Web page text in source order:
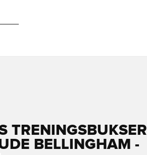
TRENINGSBUKSER
BELLINGHAM -